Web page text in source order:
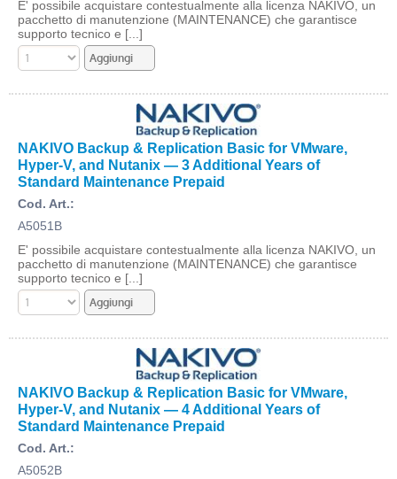
E' possibile acquistare contestualmente alla licenza NAKIVO, un
pacchetto di manutenzione (MAINTENANCE) che garantisce
supporto tecnico e [...]
NAKIVO Backup & Replication Basic for VMware,
Hyper-V, and Nutanix — 3 Additional Years of
Standard Maintenance Prepaid
Cod. Art.:
A5051B
E' possibile acquistare contestualmente alla licenza NAKIVO, un
pacchetto di manutenzione (MAINTENANCE) che garantisce
supporto tecnico e [...]
NAKIVO Backup & Replication Basic for VMware,
Hyper-V, and Nutanix — 4 Additional Years of
Standard Maintenance Prepaid
Cod. Art.:
A5052B